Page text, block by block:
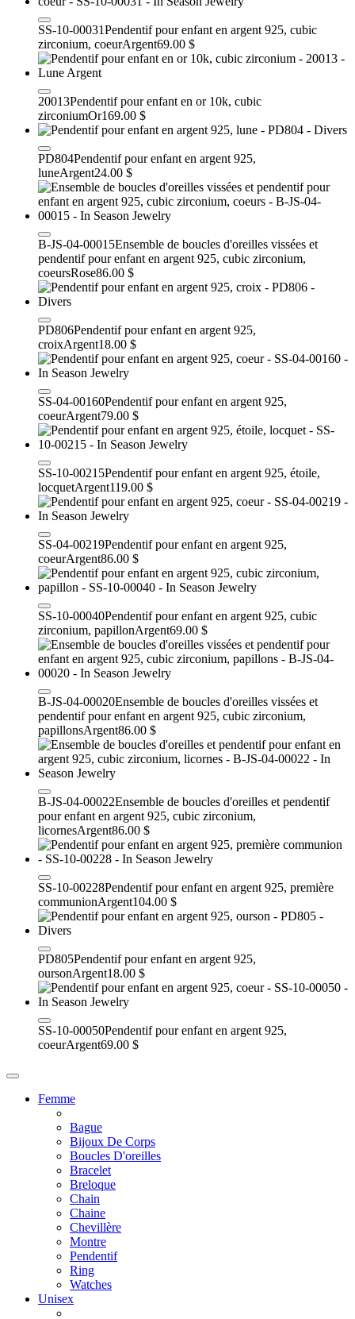
SS-10-00031Pendentif pour enfant en argent 925, cubic
zirconium, coeurArgent69.00 $
20013Pendentif pour enfant en or 10k, cubic
zirconiumOr169.00 $
PD804Pendentif pour enfant en argent 925,
luneArgent24.00 $
B-JS-04-00015Ensemble de boucles d'oreilles vissées et
pendentif pour enfant en argent 925, cubic zirconium,
coeursRose86.00 $
PD806Pendentif pour enfant en argent 925,
croixArgent18.00 $
SS-04-00160Pendentif pour enfant en argent 925,
coeurArgent79.00 $
SS-10-00215Pendentif pour enfant en argent 925, étoile,
locquetArgent119.00 $
SS-04-00219Pendentif pour enfant en argent 925,
coeurArgent86.00 $
SS-10-00040Pendentif pour enfant en argent 925, cubic
zirconium, papillonArgent69.00 $
B-JS-04-00020Ensemble de boucles d'oreilles vissées et
pendentif pour enfant en argent 925, cubic zirconium,
papillonsArgent86.00 $
B-JS-04-00022Ensemble de boucles d'oreilles et pendentif
pour enfant en argent 925, cubic zirconium,
licornesArgent86.00 $
SS-10-00228Pendentif pour enfant en argent 925, première
communionArgent104.00 $
PD805Pendentif pour enfant en argent 925,
oursonArgent18.00 $
SS-10-00050Pendentif pour enfant en argent 925,
coeurArgent69.00 $
Femme
Bague
Bijoux De Corps
Boucles D'oreilles
Bracelet
Breloque
Chain
Chaine
Chevillère
Montre
Pendentif
Ring
Watches
Unisex